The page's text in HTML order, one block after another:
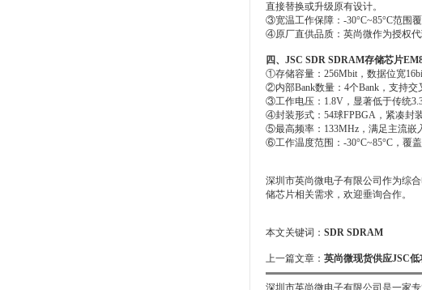
直接替换或升级原有设计。
③宽温工作保障：-30°C~85°C范围
④原厂直供品质：英尚微作为授权代
四、JSC SDR SDRAM存储芯片
①存储容量：256Mbit，数据位宽16bit
②内部Bank数量：4个Bank，支持交
③工作电压：1.8V，显著低于传统
④封装形式：54球FPBGA，紧凑封
⑤最高频率：133MHz，满足主流嵌
⑥工作温度范围：-30°C~85°C，覆
深圳市英尚微电子有限公司作为综
储芯片相关需求，欢迎垂询合作。
本文关键词： SDR SDRAM
上一篇文章： 英尚微现货供应JSC
深圳市英尚微电子有限公司是一家